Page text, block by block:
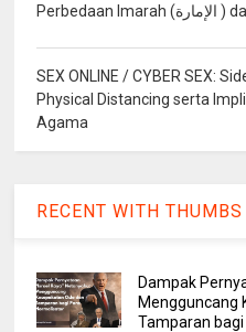
SEX ONLINE / CYBER SEX:
Physical Distancing serta
Agama
RECENT WITH THUMBS
Dampak
Mengguncang
Tamparan